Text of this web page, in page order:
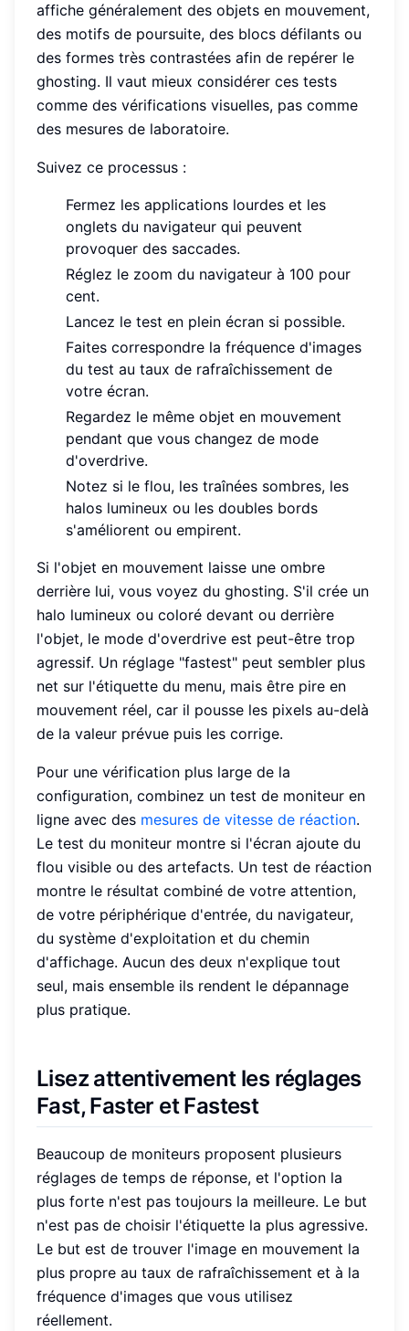
affiche généralement des objets en mouvement,
des motifs de poursuite, des blocs défilants ou
des formes très contrastées afin de repérer le
ghosting. Il vaut mieux considérer ces tests
comme des vérifications visuelles, pas comme
des mesures de laboratoire.
Suivez ce processus :
Fermez les applications lourdes et les
onglets du navigateur qui peuvent
provoquer des saccades.
Réglez le zoom du navigateur à 100 pour
cent.
Lancez le test en plein écran si possible.
Faites correspondre la fréquence d'images
du test au taux de rafraîchissement de
votre écran.
Regardez le même objet en mouvement
pendant que vous changez de mode
d'overdrive.
Notez si le flou, les traînées sombres, les
halos lumineux ou les doubles bords
s'améliorent ou empirent.
Si l'objet en mouvement laisse une ombre
derrière lui, vous voyez du ghosting. S'il crée un
halo lumineux ou coloré devant ou derrière
l'objet, le mode d'overdrive est peut-être trop
agressif. Un réglage "fastest" peut sembler plus
net sur l'étiquette du menu, mais être pire en
mouvement réel, car il pousse les pixels au-delà
de la valeur prévue puis les corrige.
Pour une vérification plus large de la
configuration, combinez un test de moniteur en
ligne avec des mesures de vitesse de réaction.
Le test du moniteur montre si l'écran ajoute du
flou visible ou des artefacts. Un test de réaction
montre le résultat combiné de votre attention,
de votre périphérique d'entrée, du navigateur,
du système d'exploitation et du chemin
d'affichage. Aucun des deux n'explique tout
seul, mais ensemble ils rendent le dépannage
plus pratique.
Lisez attentivement les réglages
Fast, Faster et Fastest
Beaucoup de moniteurs proposent plusieurs
réglages de temps de réponse, et l'option la
plus forte n'est pas toujours la meilleure. Le but
n'est pas de choisir l'étiquette la plus agressive.
Le but est de trouver l'image en mouvement la
plus propre au taux de rafraîchissement et à la
fréquence d'images que vous utilisez
réellement.